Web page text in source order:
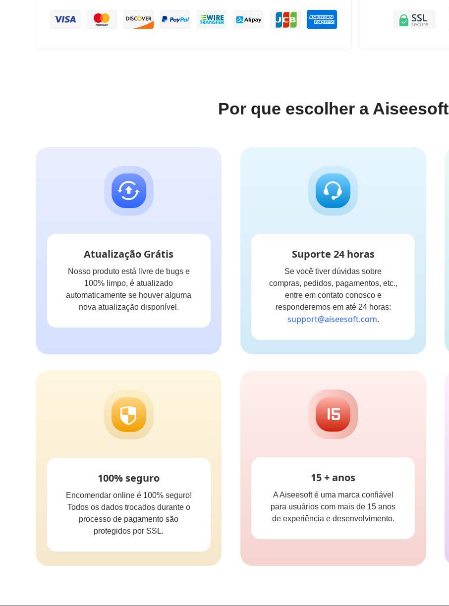
Por que escolher a Aiseesoft
Atualização Grátis
Nosso produto está livre de bugs e
100% limpo, é atualizado
automaticamente se houver alguma
nova atualização disponível.
Suporte 24 horas
Se você tiver dúvidas sobre
compras, pedidos, pagamentos, etc.,
entre em contato conosco e
responderemos em até 24 horas:
support@aiseesoft.com.
100% seguro
Encomendar online é 100% seguro!
Todos os dados trocados durante o
processo de pagamento são
protegidos por SSL.
15 + anos
A Aiseesoft é uma marca confiável
para usuários com mais de 15 anos
de experiência e desenvolvimento.